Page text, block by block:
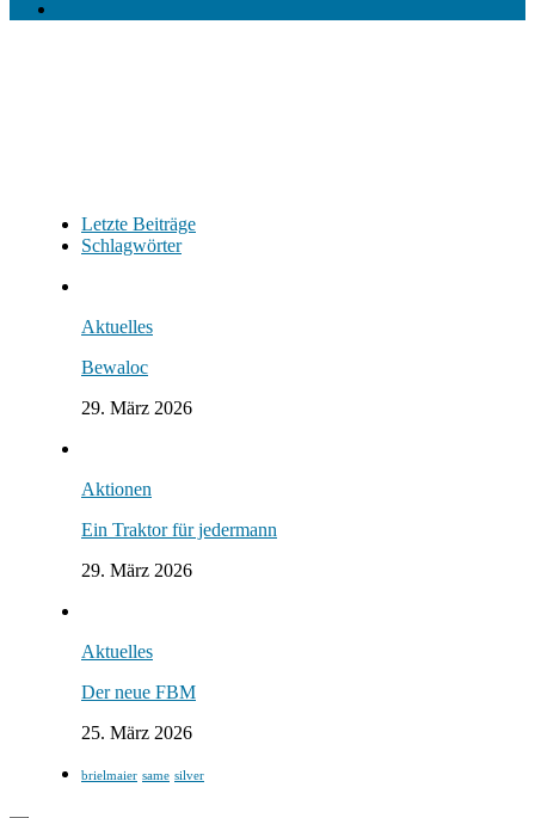
Letzte Beiträge
Schlagwörter
Aktuelles
Bewaloc
29. März 2026
Aktionen
Ein Traktor für jedermann
29. März 2026
Aktuelles
Der neue FBM
25. März 2026
brielmaier same silver